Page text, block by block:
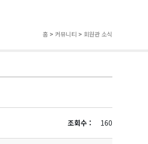
홈 > 커뮤니티 > 회원관 소식
조회수 : 160